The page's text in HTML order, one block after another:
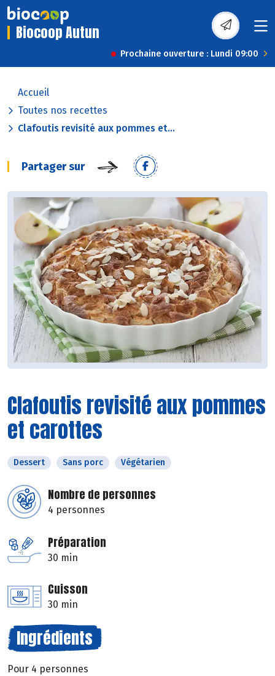
Biocoop Autun
Prochaine ouverture : Lundi 09:00
Accueil
Toutes nos recettes
Clafoutis revisité aux pommes et...
Partager sur
Clafoutis revisité aux pommes
et carottes
Dessert Sans porc Végétarien
Nombre de personnes
4 personnes
Préparation
30 min
Cuisson
30 min
Ingrédients
Pour 4 personnes